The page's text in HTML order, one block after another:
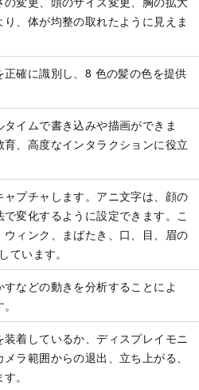
、体が均整の取れたように見えま
確に識別し、 8 色の髪の色を提供
イムで書き込みや描画ができま
、高度なインタラクションに役立
プチャします。アニ文字は、顔の
変化するように設定できます。こ
ィンク、まばたき、口、目、眉の
います。
などの動きを分析することによ
着しているか、ディスプレイモニ
ラ範囲からの退出、立ち上がる、
。